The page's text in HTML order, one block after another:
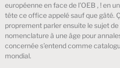
européenne en face de l’OEB , ! en
tête ce office appelé sauf que gâté.
proprement parler ensuite le sujet
nomenclature à une âge pour
concernée s’entend comme
mondial.